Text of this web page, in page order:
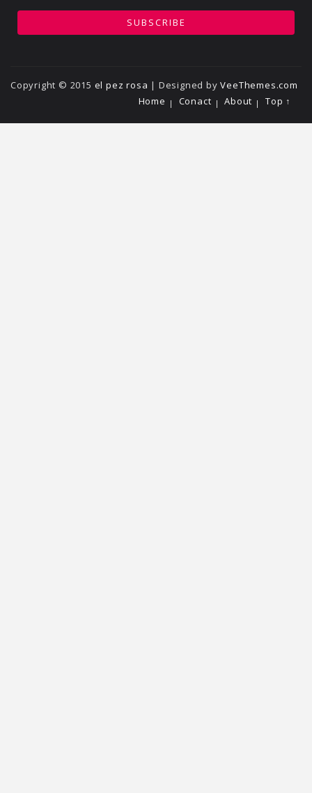
Copyright © 2015 el pez rosa | Designed byVeeThemes.com
Home
Conact About Top ↑